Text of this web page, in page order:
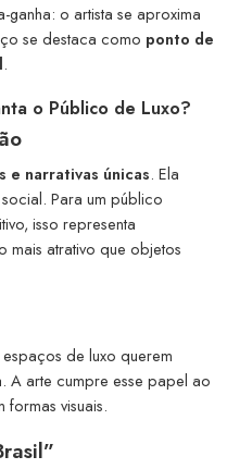
o artista se aproxima
se destaca como ponto de
.
o Público de Luxo?
e narrativas únicas. Ela
Para um público
isso representa
mais atrativo que objetos
de luxo querem
. A arte cumpre esse papel ao
visuais.